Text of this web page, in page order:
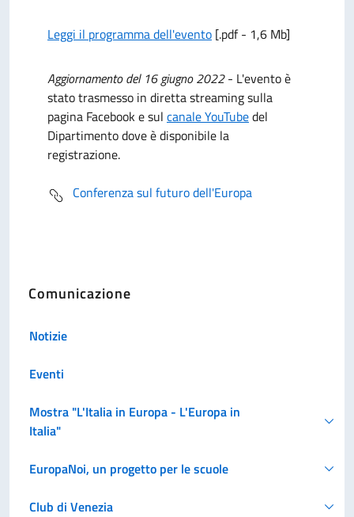
Leggi il programma dell'evento [.pdf - 1,6 Mb]
Aggiornamento del 16 giugno 2022- L'evento è
stato trasmesso in diretta streaming sulla
pagina Facebook e sul canale YouTubedel
Dipartimento dove è disponibile la
registrazione.
Conferenza sul futuro dell'Europa
Comunicazione
Notizie
Eventi
Mostra "L'Italia in Europa - L'Europa in
Italia"
EuropaNoi, un progetto per le scuole
Club di Venezia